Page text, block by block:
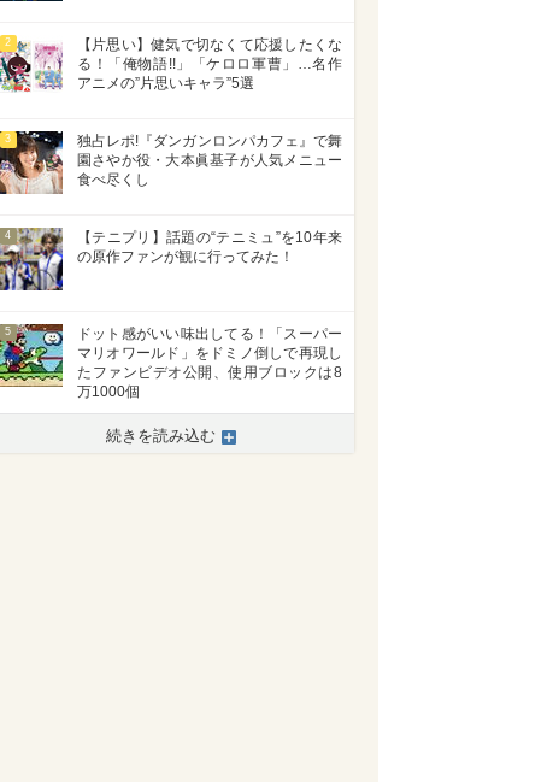
2
【片思い】健気で切なくて応援したくな
る！「俺物語!!」「ケロロ軍曹」…名作
アニメの”片思いキャラ”5選
3
独占レポ!『ダンガンロンパカフェ』で舞
園さやか役・大本眞基子が人気メニュー
食べ尽くし
4
【テニプリ】話題の“テニミュ”を10年来
の原作ファンが観に行ってみた！
5
ドット感がいい味出してる！「スーパー
マリオワールド」をドミノ倒しで再現し
たファンビデオ公開、使用ブロックは8
万1000個
続きを読み込む